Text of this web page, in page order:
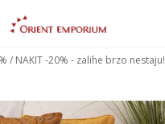
/ NAKIT -20% - zalihe brzo nestaju!